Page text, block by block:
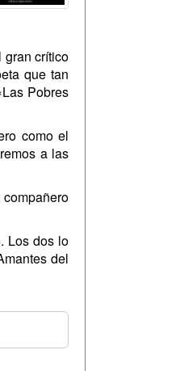
gran crítico
que tan
Pobres
como el
a las
Los dos lo
del